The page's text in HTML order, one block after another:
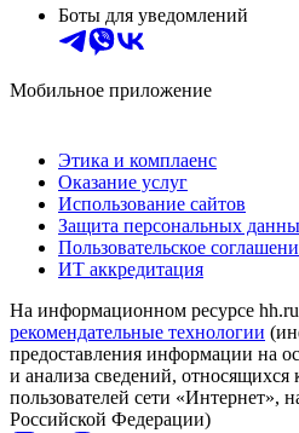
Боты для уведомлений
Мобильное приложение
Этика и комплаенс
Оказание услуг
Использование сайтов
Защита персональных
Пользовательское
ИТ аккредитация
На информационном ресурсе hh.ru
рекомендательные технологии
предоставления информации на
и анализа сведений, относящихся
пользователей сети «Интернет»,
Российской Федерации)